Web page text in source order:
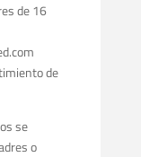
de 16
de
se
o